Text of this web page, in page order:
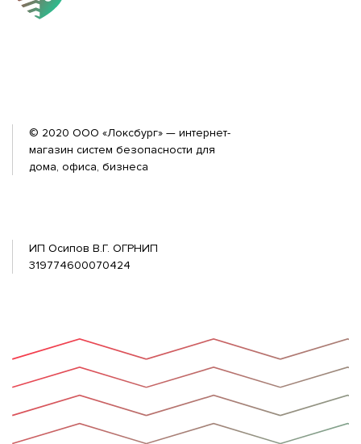
© 2020 ООО «Локсбург» — интернет-
магазин систем безопасности для
дома, офиса, бизнеса
ИП Осипов В.Г. ОГРНИП
319774600070424